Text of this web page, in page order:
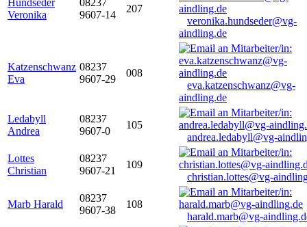
Hundseder
Veronika
08237
9607-14
207
veronika.hundseder@vg-
aindling.de
Katzenschwanz
Eva
08237
9607-29
008
eva.katzenschwanz@vg-
aindling.de
Ledabyll
Andrea
08237
9607-0
105
andrea.ledabyll@vg-
Lottes
Christian
08237
9607-21
109
christian.lottes@vg-
Marb Harald
08237
9607-38
108
harald.marb@vg-